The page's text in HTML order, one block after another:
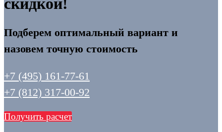
Подберем оптимальный вариант и
назовем точную стоимость
+7 (495) 161-77-61
+7 (812) 317-00-92
Получить расчет